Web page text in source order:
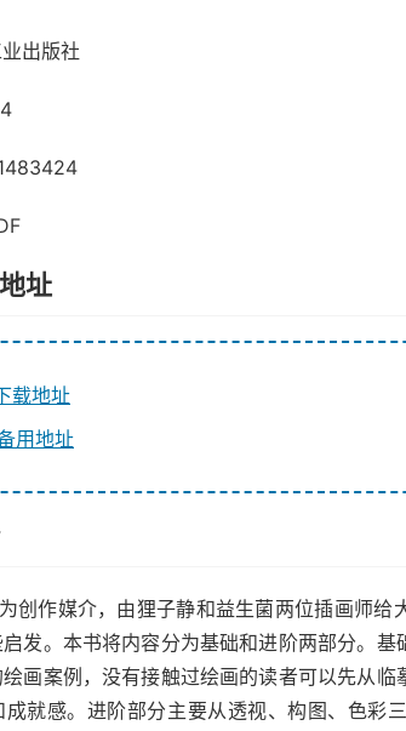
出版社
址
载地址
用地址
创作媒介，由狸子静和益生菌两位插画师给
发。本书将内容分为基础和进阶两部分。基
画案例，没有接触过绘画的读者可以先从
成就感。进阶部分主要从透视、构图、色彩